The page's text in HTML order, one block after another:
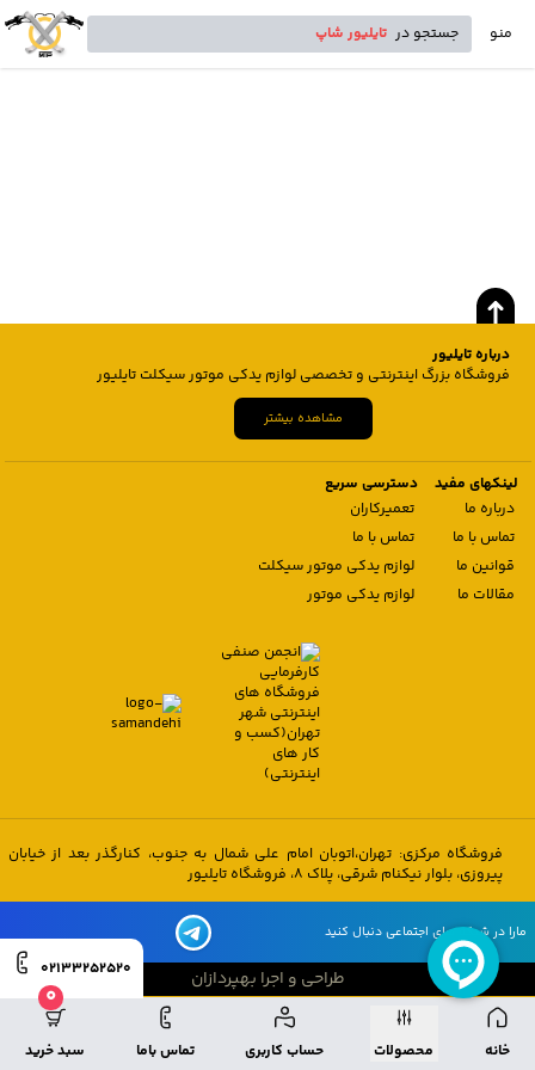
منو جستجو در تایلیور شاپ
خانه محصولات حساب کاربری تماس باما
0
سبد خرید
02133252520
درباره تایلیور
فروشگاه بزرگ اینترنتی و تخصصی لوازم یدکی موتور سیکلت تایلیور
مشاهده بیشتر
لینکهای مفید
درباره ما
تماس با ما
قوانین ما
مقالات ما
دسترسی سریع
تعمیرکاران
تماس با ما
لوازم یدکی موتور سیکلت
لوازم یدکی موتور
فروشگاه مرکزی: تهران،اتوبان امام علی شمال به جنوب، کنارگذر بعد از خیابان
پیروزی، بلوار نیکنام شرقی، پلاک 8، فروشگاه تایلیور
مارا در شبکه های اجتماعی دنبال کنید
طراحی و اجرا بهپردازان
طراحی و اجرا بهپردازان